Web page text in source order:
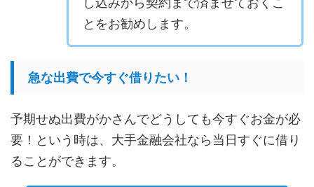
とをお勧めします。
急な出費で今すぐ借りたい！
予期せぬ出費がかさんでどうしても今すぐお金が必
要！という時は、大手金融会社なら当日すぐに借り
ることができます。